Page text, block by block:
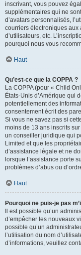
inscrivant, vous pouvez
supplémentaires qui ne
d’avatars personnalisés,
courriers électroniques aux
d’utilisateurs, etc.
pourquoi nous vous
Haut
Qu’est-ce que la COPPA ?
La COPPA (pour « Child
États-Unis d’Amérique qui
potentiellement des
consentement écrit des
Si vous ne savez pas si
moins de 13 ans inscrits
un conseiller juridique qui
Limited et que les
d’assistance légale et ne
lorsque l’assistance porte
problèmes d’abus ou
Haut
Pourquoi ne puis-je pas
Il est possible qu’un
d’empêcher les nouveaux
possible qu’un
l’utilisation du nom
d’informations, veuillez